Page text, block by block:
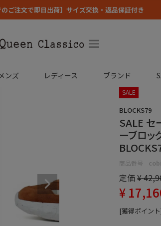
のご注文で即日出荷】サイズ交換・返品保証付き
ンズ レディース ブランド
SALE
BLOCKS79
SALE セ
ーブロッ
商品番号
定価¥
¥
[獲得ポイン